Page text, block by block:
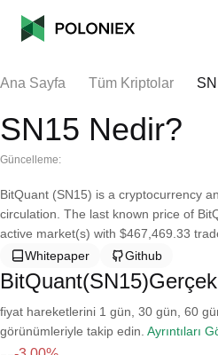
Ana Sayfa Tüm Kriptolar
SN15 Nedir?
Güncelleme:
BitQuant (SN15) is a cryptocurrency
circulation. The last known price of
active market(s) with $467,469.33
Whitepaper
Github
fiyat hareketlerini 1 gün, 30 gün, 60
görünümleriyle takip edin. Ayrıntıları